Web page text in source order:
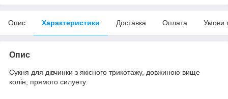
Опис Характеристики Доставка Оплата Умови
Опис
Сукня для дівчинки з якісного трикотажу, довжиною вище
колін, прямого силуету.